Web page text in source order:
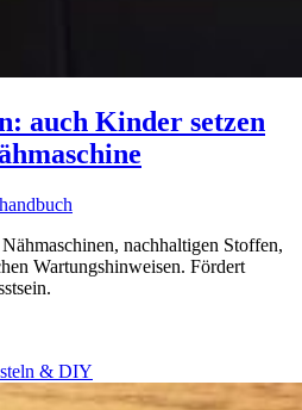
auch Kinder setzen
nachhaltigen Stoffen,
Wartungshinweisen. Fördert
& DIY